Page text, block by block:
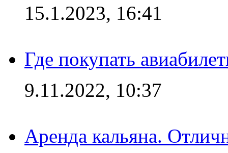
15.1.2023, 16:41
Где покупать
9.11.2022, 10:37
Аренда кальяна.